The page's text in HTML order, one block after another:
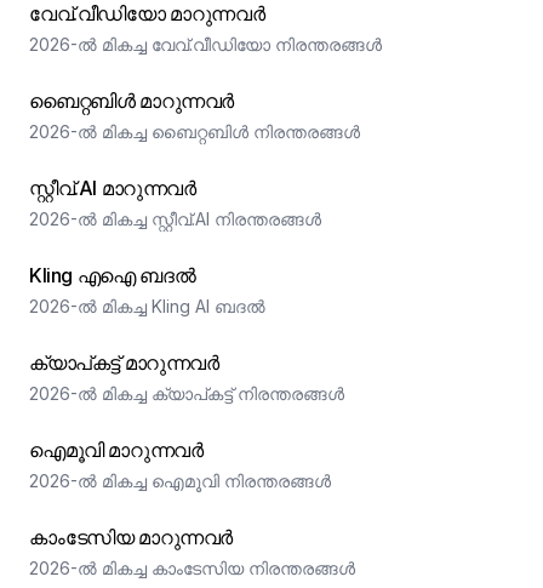
വേവ്.വീഡിയോ മാറുന്നവർ
2026-ൽ മികച്ച വേവ്.വീഡിയോ നിരന്തരങ്ങൾ
ബൈറ്റബിൾ മാറുന്നവർ
2026-ൽ മികച്ച ബൈറ്റബിൾ നിരന്തരങ്ങൾ
സ്റ്റീവ്.AI മാറുന്നവർ
2026-ൽ മികച്ച സ്റ്റീവ്.AI നിരന്തരങ്ങൾ
Kling എഐ ബദൽ
2026-ൽ മികച്ച Kling AI ബദൽ
ക്യാപ്‌കട്ട് മാറുന്നവർ
2026-ൽ മികച്ച ക്യാപ്‌കട്ട് നിരന്തരങ്ങൾ
ഐമൂവി മാറുന്നവർ
2026-ൽ മികച്ച ഐമൂവി നിരന്തരങ്ങൾ
കാംടേസിയ മാറുന്നവർ
2026-ൽ മികച്ച കാംടേസിയ നിരന്തരങ്ങൾ